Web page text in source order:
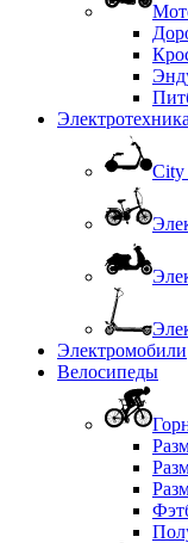
Электротехника
City
Электромобили
Велосипеды